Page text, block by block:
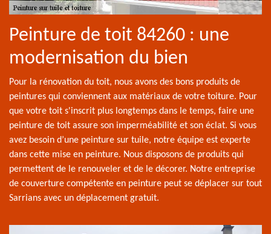
Peinture de toit 84260 : une
modernisation du bien
Pour la rénovation du toit, nous avons des bons produits de
peintures qui conviennent aux matériaux de votre toiture. Pour
que votre toit s'inscrit plus longtemps dans le temps, faire une
peinture de toit assure son imperméabilité et son éclat. Si vous
avez besoin d’une peinture sur tuile, notre équipe est experte
dans cette mise en peinture. Nous disposons de produits qui
permettent de le renouveler et de le décorer. Notre entreprise
de couverture compétente en peinture peut se déplacer sur tout
Sarrians avec un déplacement gratuit.